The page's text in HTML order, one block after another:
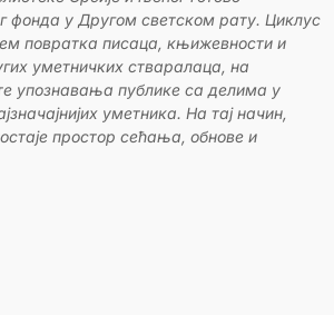
фонда у Другом светском рату. Циклус
повратка писаца, књижевности и
уметничких стваралаца, на
упознавања публике са делима у
уметника. На тај начин,
простор сећања, обнове и